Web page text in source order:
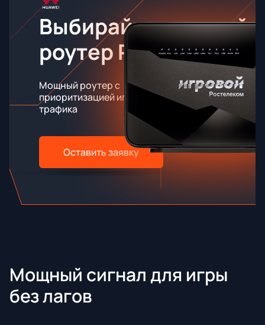
Выбирайте игровой
роутер RT-X
Мощный роутер с
приоритизацией игрового
трафика
Оставить заявку
Мощный сигнал для игры
без лагов